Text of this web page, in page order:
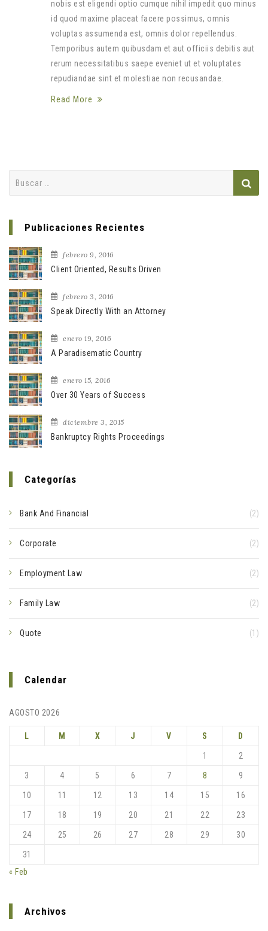
nobis est eligendi optio cumque nihil impedit quo minus
id quod maxime placeat facere possimus, omnis
voluptas assumenda est, omnis dolor repellendus.
Temporibus autem quibusdam et aut officiis debitis aut
rerum necessitatibus saepe eveniet ut et voluptates
repudiandae sint et molestiae non recusandae.
Read More
Publicaciones Recientes
febrero 9, 2016
Client Oriented, Results Driven
febrero 3, 2016
Speak Directly With an Attorney
enero 19, 2016
A Paradisematic Country
enero 15, 2016
Over 30 Years of Success
diciembre 3, 2015
Bankruptcy Rights Proceedings
Categorías
Bank And Financial (2)
Corporate (2)
Employment Law (2)
Family Law (2)
Quote (1)
Calendar
AGOSTO 2026
L M X J V S D
1 2
3 4 5 6 7 8 9
10 11 12 13 14 15 16
17 18 19 20 21 22 23
24 25 26 27 28 29 30
31
« Feb
Archivos